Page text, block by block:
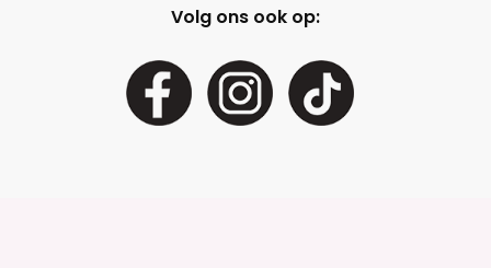
Volg ons ook op: